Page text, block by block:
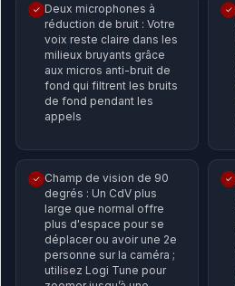
✓ Deux microphones à
réduction de bruit : Votre
voix reste claire dans les
milieux bruyants grâce
aux micros anti-bruit de
fond qui filtrent les bruits
de fond pendant les
appels
✓
✓ Champ de vision de 90
degrés : Un CdV plus
large que normal offre
plus d'espace pour se
déplacer ou avoir une 2e
personne sur la caméra ;
utilisez Logi Tune pour
✓